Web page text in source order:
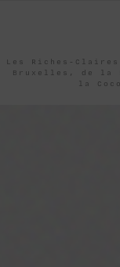
Les Riches-
Bruxelles, de la
la